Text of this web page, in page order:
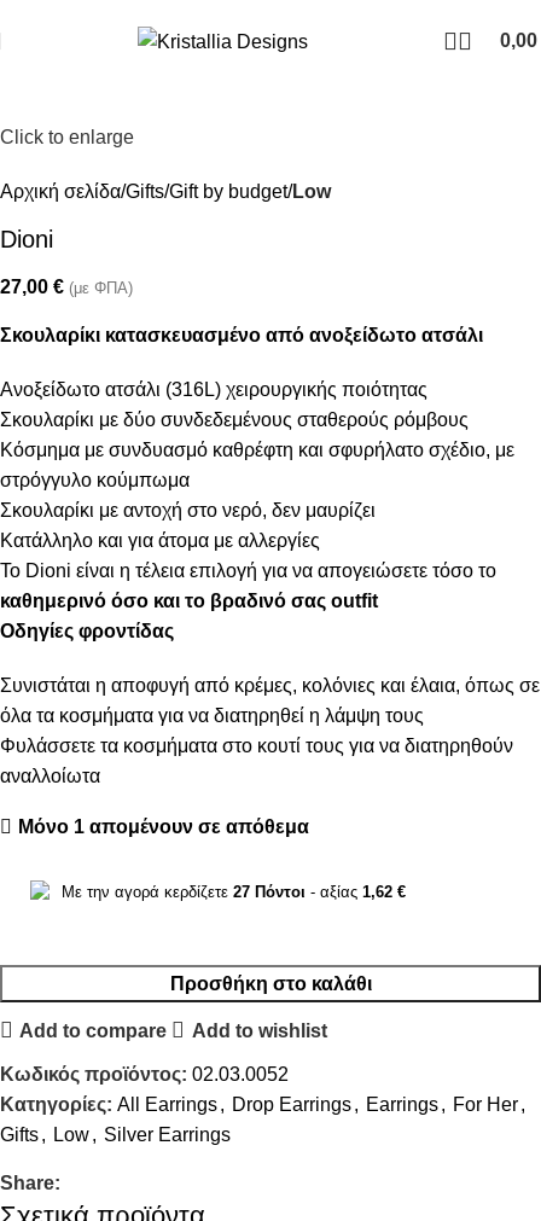
0,00
Click to enlarge
Αρχική σελίδα Gifts Gift by budget Low
Dioni
27,00 € (με ΦΠΑ)
Σκουλαρίκι κατασκευασμένο από ανοξείδωτο ατσάλι
Ανοξείδωτο ατσάλι (316L) χειρουργικής ποιότητας
Σκουλαρίκι με δύο συνδεδεμένους σταθερούς ρόμβους
Κόσμημα με συνδυασμό καθρέφτη και σφυρήλατο σχέδιο, με
στρόγγυλο κούμπωμα
Σκουλαρίκι με αντοχή στο νερό, δεν μαυρίζει
Κατάλληλο και για άτομα με αλλεργίες
Το Dioni είναι η τέλεια επιλογή για να απογειώσετε τόσο το
καθημερινό όσο και το βραδινό σας outfit
Οδηγίες φροντίδας
Συνιστάται η αποφυγή από κρέμες, κολόνιες και έλαια, όπως σε
όλα τα κοσμήματα για να διατηρηθεί η λάμψη τους
Φυλάσσετε τα κοσμήματα στο κουτί τους για να διατηρηθούν
αναλλοίωτα
Μόνο 1 απομένουν σε απόθεμα
Με την αγορά κερδίζετε 27 Πόντοι - αξίας 1,62 €
Προσθήκη στο καλάθι
Add to compare Add to wishlist
Κωδικός προϊόντος: 02.03.0052
Κατηγορίες: All Earrings, Drop Earrings, Earrings, For Her,
Gifts, Low, Silver Earrings
Share: